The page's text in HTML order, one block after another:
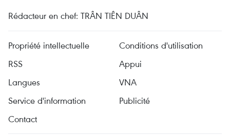
Rédacteur en chef: TRÂN TIÊN DUÂN
Propriété intellectuelle
Conditions d'utilisation
RSS
Appui
Langues
VNA
Service d'information
Publicité
Contact